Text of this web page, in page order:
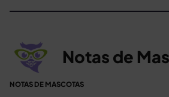
Notas de
NOTAS DE MASCOTAS